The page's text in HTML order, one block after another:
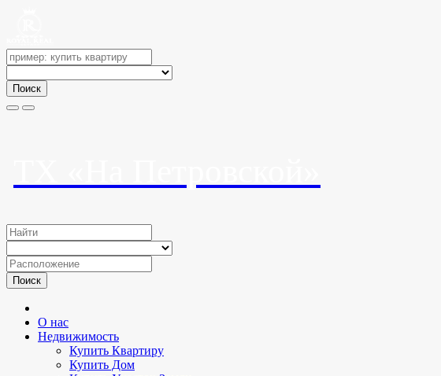
Поиск
Поиск
О нас
Недвижимость
Купить Квартиру
Купить Дом